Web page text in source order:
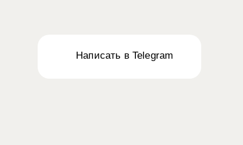
Написать в Telegram